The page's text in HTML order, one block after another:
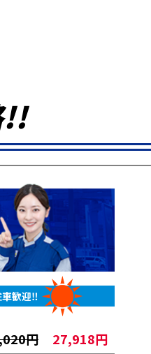
!!
歓迎‼
円 27,918円